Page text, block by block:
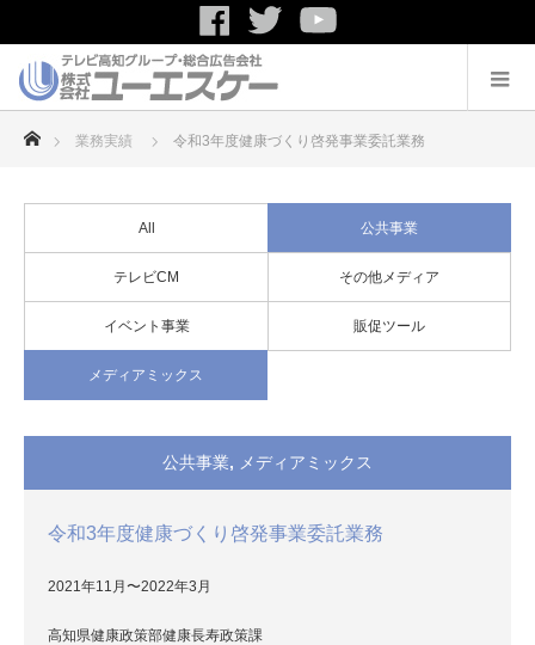
ホーム
業務実績 令和3年度健康づくり啓発事業委託業務
All 公共事業
テレビCM その他メディア
イベント事業 販促ツール
メディアミックス
公共事業, メディアミックス
令和3年度健康づくり啓発事業委託業務
2021年11月〜2022年3月
高知県健康政策部健康長寿政策課